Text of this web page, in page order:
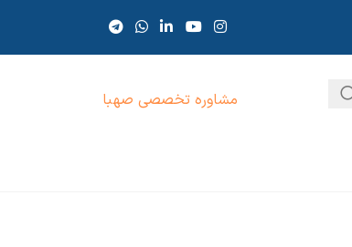
مشاوره تخصصی صهبا